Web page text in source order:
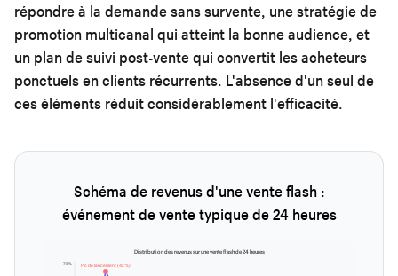
répondre à la demande sans survente, une stratégie de
promotion multicanal qui atteint la bonne audience, et
un plan de suivi post-vente qui convertit les acheteurs
ponctuels en clients récurrents. L'absence d'un seul de
ces éléments réduit considérablement l'efficacité.
Schéma de revenus d'une vente flash :
événement de vente typique de 24 heures
Distribution des revenus sur une vente flash de 24 heures
75% Pic de lancement (42 %)